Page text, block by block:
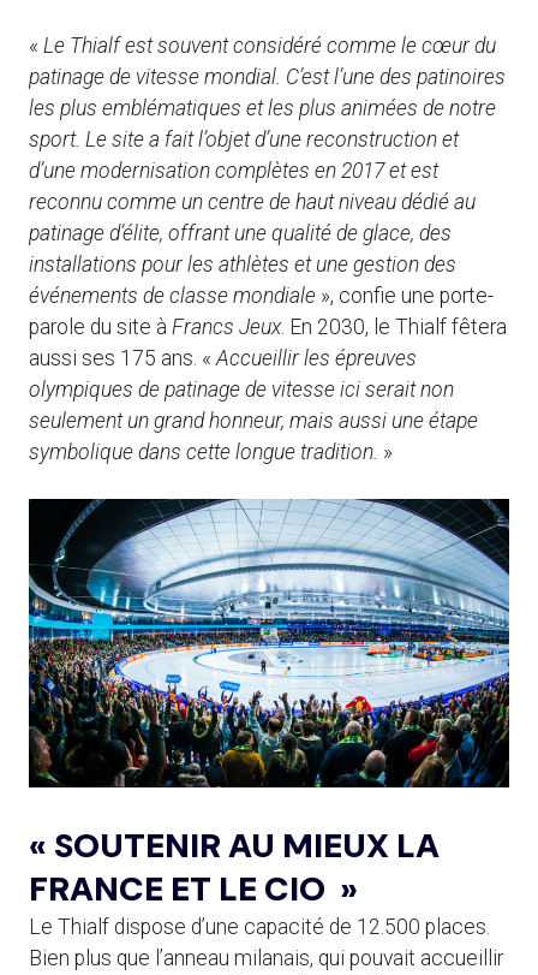
« Le Thialf est souvent considéré comme le cœur du
patinage de vitesse mondial. C’est l’une des patinoires
les plus emblématiques et les plus animées de notre
sport. Le site a fait l’objet d’une reconstruction et
d’une modernisation complètes en 2017 et est
reconnu comme un centre de haut niveau dédié au
patinage d’élite, offrant une qualité de glace, des
installations pour les athlètes et une gestion des
événements de classe mondiale », confie une porte-
parole du site à Francs Jeux. En 2030, le Thialf fêtera
aussi ses 175 ans. « Accueillir les épreuves
olympiques de patinage de vitesse ici serait non
seulement un grand honneur, mais aussi une étape
symbolique dans cette longue tradition. »
« SOUTENIR AU MIEUX LA
FRANCE ET LE CIO »
Le Thialf dispose d’une capacité de 12.500 places.
Bien plus que l’anneau milanais, qui pouvait accueillir